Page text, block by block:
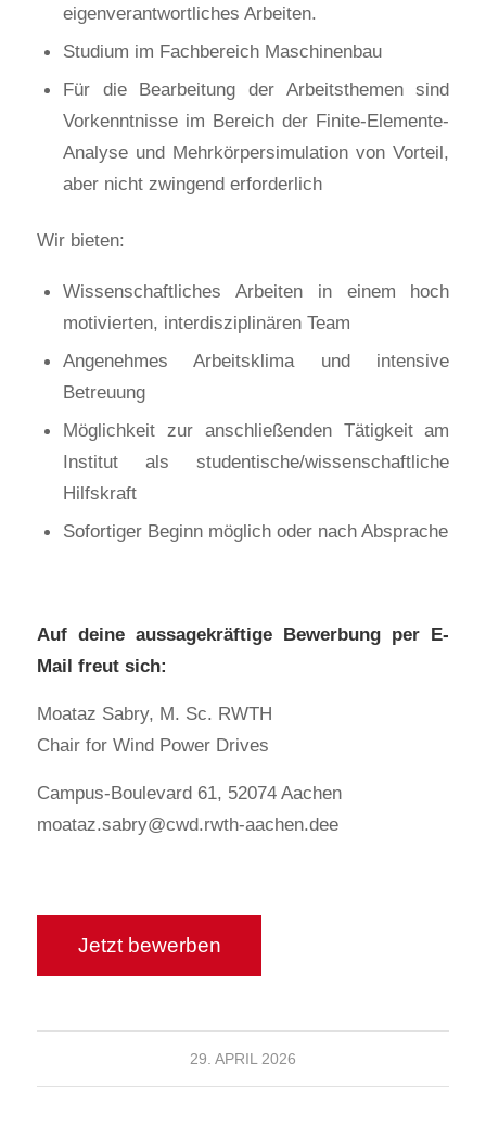
eigenverantwortliches Arbeiten.
Studium im Fachbereich Maschinenbau
Für die Bearbeitung der Arbeitsthemen sind
Vorkenntnisse im Bereich der Finite-Elemente-
Analyse und Mehrkörpersimulation von Vorteil,
aber nicht zwingend erforderlich
Wir bieten:
Wissenschaftliches Arbeiten in einem hoch
motivierten, interdisziplinären Team
Angenehmes Arbeitsklima und intensive
Betreuung
Möglichkeit zur anschließenden Tätigkeit am
Institut als studentische/wissenschaftliche
Hilfskraft
Sofortiger Beginn möglich oder nach Absprache
Auf deine aussagekräftige Bewerbung per E-
Mail freut sich:
Moataz Sabry, M. Sc. RWTH
Chair for Wind Power Drives
Campus-Boulevard 61, 52074 Aachen
moataz.sabry@cwd.rwth-aachen.dee
29. APRIL 2026